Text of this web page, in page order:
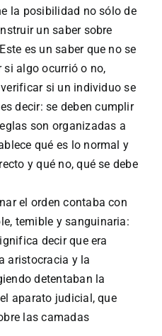
la posibilidad no sólo de
un saber sobre
es un saber que no se
algo ocurrió o no,
si un individuo se
decir: se deben cumplir
son organizadas a
qué es lo normal y
y qué no, qué se debe
el orden contaba con
temible y sanguinaria:
decir que era
aristocracia y la
detentaban la
aparato judicial, que
las camadas